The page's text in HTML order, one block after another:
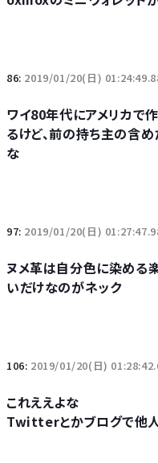
86: 2019/01/20(日)
ワイ80年代にアメリカで
るけど、前の持ち主の含
な
97: 2019/01/20(日)
ヌメ革は自分色に染める
いだけなのがネック
106: 2019/01/20(日)
これええよな
Twitterとかブログで他